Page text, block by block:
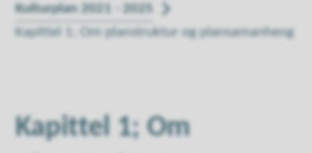
Kulturplan 2021 - 2025
Kapittel 1; Om planstruktur og plansamanheng
Kapittel 1; Om